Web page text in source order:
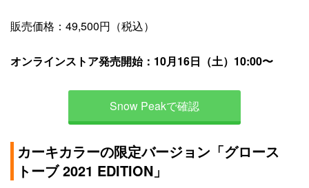
販売価格：49,500円（税込）
オンラインストア発売開始：10月16日（土）10:00〜
Snow Peakで確認
カーキカラーの限定バージョン「グロース
トーブ 2021 EDITION」